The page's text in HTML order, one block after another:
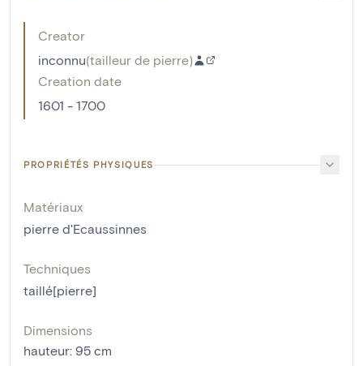
Creator
inconnu(tailleur de pierre)
Creation date
1601 - 1700
PROPRIÉTÉS PHYSIQUES
Matériaux
pierre d'Ecaussinnes
Techniques
taillé[pierre]
Dimensions
hauteur: 95 cm